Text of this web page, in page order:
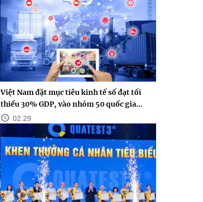
Việt Nam đặt mục tiêu kinh tế số đạt tối
thiểu 30% GDP, vào nhóm 50 quốc gia...
02:29